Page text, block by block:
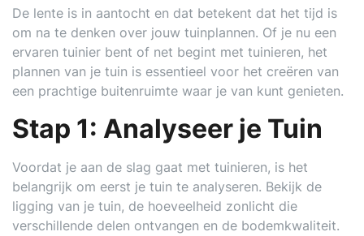
De lente is in aantocht en dat betekent dat het tijd is
om na te denken over jouw tuinplannen. Of je nu een
ervaren tuinier bent of net begint met tuinieren, het
plannen van je tuin is essentieel voor het creëren van
een prachtige buitenruimte waar je van kunt genieten.
Stap 1: Analyseer je Tuin
Voordat je aan de slag gaat met tuinieren, is het
belangrijk om eerst je tuin te analyseren. Bekijk de
ligging van je tuin, de hoeveelheid zonlicht die
verschillende delen ontvangen en de bodemkwaliteit.